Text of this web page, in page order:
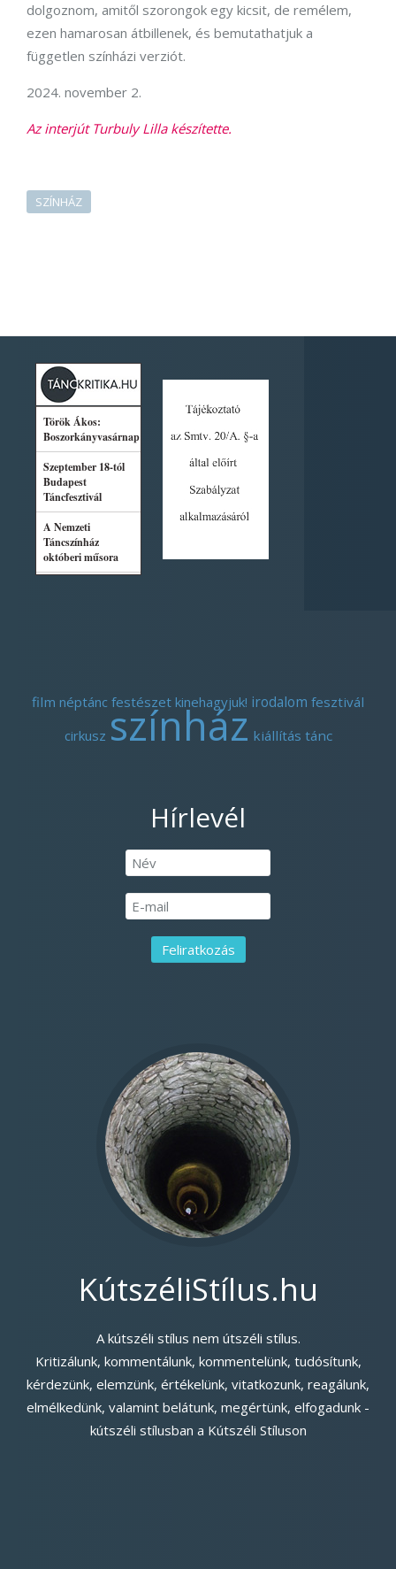
dolgoznom, amitől szorongok egy kicsit, de remélem,
ezen hamarosan átbillenek, és bemutathatjuk a
független színházi verziót.
2024. november 2.
Az interjút Turbuly Lilla készítette.
SZÍNHÁZ
film néptánc festészet kinehagyjuk! irodalom fesztivál
cirkusz színház kiállítás tánc
Hírlevél
KútszéliStílus.hu
A kútszéli stílus nem útszéli stílus.
Kritizálunk, kommentálunk, kommentelünk, tudósítunk,
kérdezünk, elemzünk, értékelünk, vitatkozunk, reagálunk,
elmélkedünk, valamint belátunk, megértünk, elfogadunk -
kútszéli stílusban a Kútszéli Stíluson